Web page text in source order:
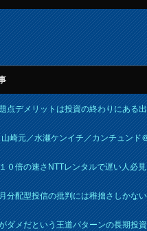
点デメリットは投資の終わりにある
崎元／水瀬ケンイチ／カンチュンド
０倍の速さNTTレンタルで遅い人必
分配型投信の批判には稚拙さしかな
ダメだという王道パターンの長期投